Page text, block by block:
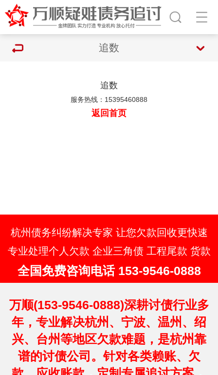
追数
追数
服务热线：15395460888
返回首页
杭州债务纠纷解决专家 让您欠款回收更快速
专业处理个人欠款 企业三角债 工程尾款 货款
全国免费咨询电话 153-9546-0888
万顺(153-9546-0888)深耕讨债行业多
年，专业解决杭州、宁波、温州、绍
兴、台州等地区欠款难题，是杭州靠
谱的讨债公司。针对各类赖账、欠